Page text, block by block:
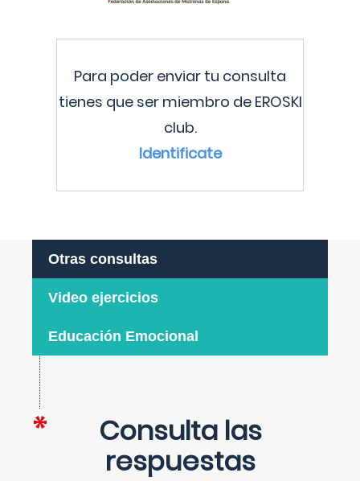
Para poder enviar tu consulta
tienes que ser miembro de EROSKI
club.
Identificate
Otras consultas
Video ejercicios
Educación Emocional
Consulta las
respuestas